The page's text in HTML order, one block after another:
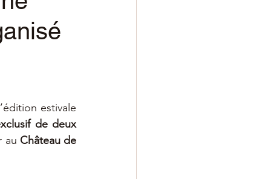
estivale
de deux
au Château de